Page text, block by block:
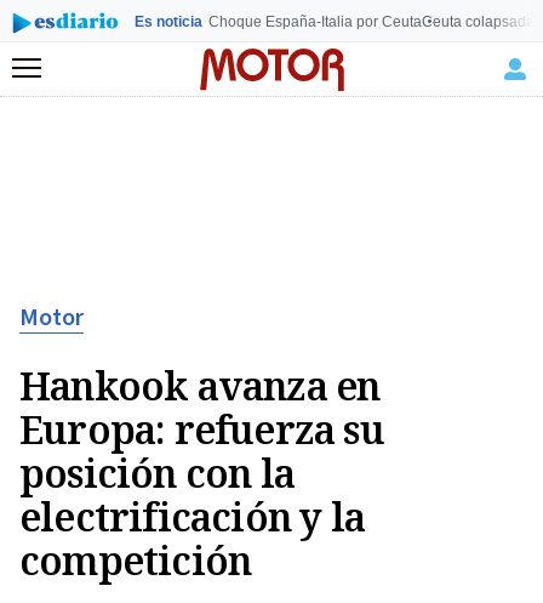
Es noticia Choque España-Italia por CeutaCeuta colapsada
Menú
Motor
Hankook avanza en
Europa: refuerza su
posición con la
electrificación y la
competición